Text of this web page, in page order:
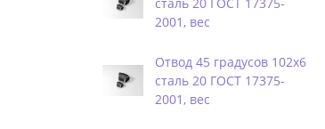
2001, вес
Отвод 45 градусов 102х6
сталь 20 ГОСТ 17375-
2001, вес